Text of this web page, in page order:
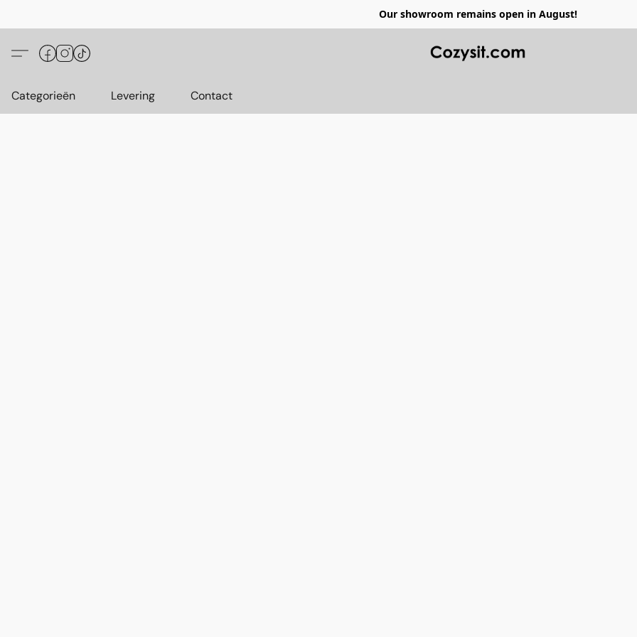
Our showroom remains open in August!
Categorieën Levering Contact